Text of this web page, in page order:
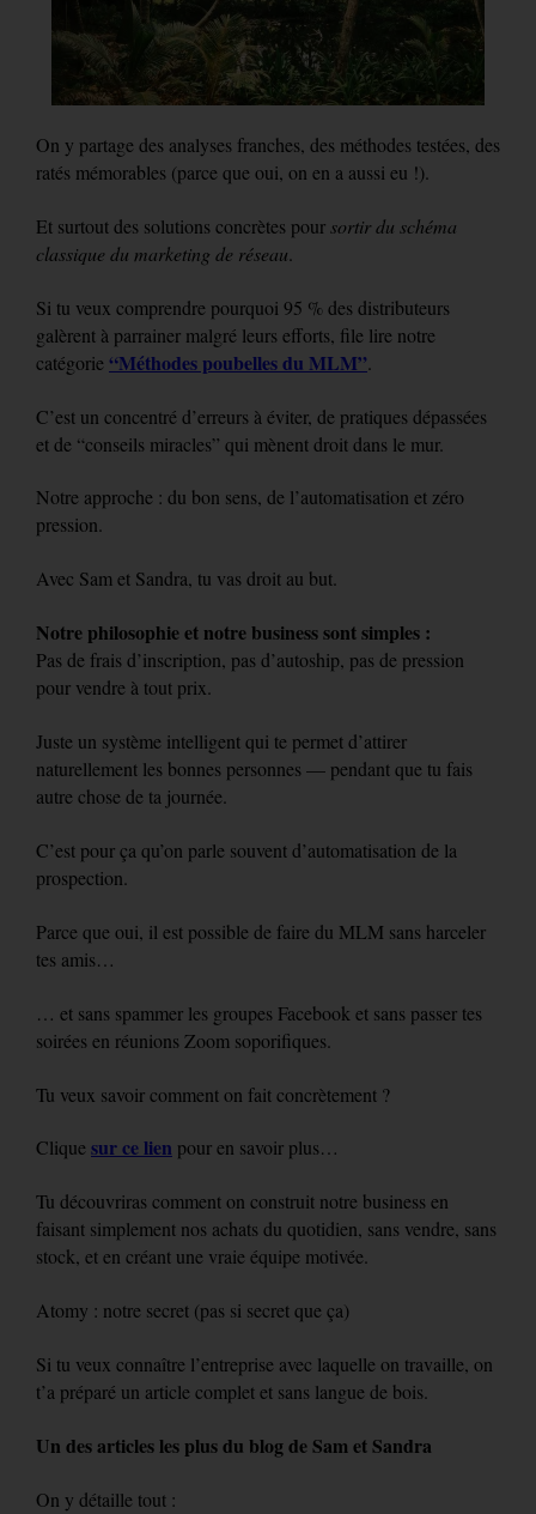
On y partage des analyses franches, des méthodes testées, des
ratés mémorables (parce que oui, on en a aussi eu !).
Et surtout des solutions concrètes poursortir du schéma
classique du marketing de réseau
Si tu veux comprendre pourquoi 95 % des distributeurs
galèrent à parrainer malgré leurs efforts, file lire notre
catégorie “Méthodes poubelles du MLM”
C’est un concentré d’erreurs à éviter, de pratiques dépassées
et de “conseils miracles” qui mènent droit dans le mur.
Notre approche : du bon sens, de l’automatisation et zéro
pression.
Avec Sam et Sandra, tu vas droit au but.
Notre philosophie et notre business sont simples :
Pas de frais d’inscription, pas d’autoship, pas de pression
pour vendre à tout prix.
Juste un système intelligent qui te permet d’attirer
naturellement les bonnes personnes — pendant que tu fais
autre chose de ta journée.
C’est pour ça qu’on parle souvent d’automatisation de la
prospection.
Parce que oui, il est possible de faire du MLM sans harceler
tes amis…
… et sans spammer les groupes Facebook et sans passer tes
soirées en réunions Zoom soporifiques.
Tu veux savoir comment on fait concrètement ?
Clique sur ce lien pour en savoir plus…
Tu découvriras comment on construit notre business en
faisant simplement nos achats du quotidien, sans vendre, sans
stock, et en créant une vraie équipe motivée.
Atomy : notre secret (pas si secret que ça)
Si tu veux connaître l’entreprise avec laquelle on travaille, on
t’a préparé un article complet et sans langue de bois.
Un des articles les plus du blog de Sam et Sandra
On y détaille tout :